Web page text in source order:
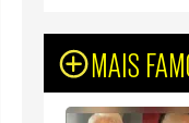
MAIS